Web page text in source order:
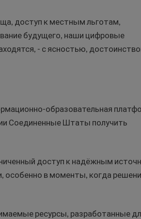
доступ к местным льготам,
будущего, наши цифровые
- с ясностью,
образовательная
Соединенные Штаты получить
доступ к надёжным
особенно в моменты, когда
ресурсы, разработанные